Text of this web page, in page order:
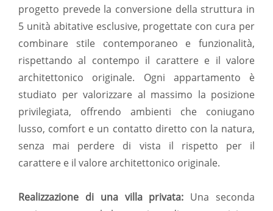
progetto prevede la conversione della struttura in
5 unità abitative esclusive, progettate con cura per
combinare stile contemporaneo e funzionalità,
rispettando al contempo il carattere e il valore
architettonico originale. Ogni appartamento è
studiato per valorizzare al massimo la posizione
privilegiata, offrendo ambienti che coniugano
lusso, comfort e un contatto diretto con la natura,
senza mai perdere di vista il rispetto per il
carattere e il valore architettonico originale.
Realizzazione di una villa privata: Una seconda